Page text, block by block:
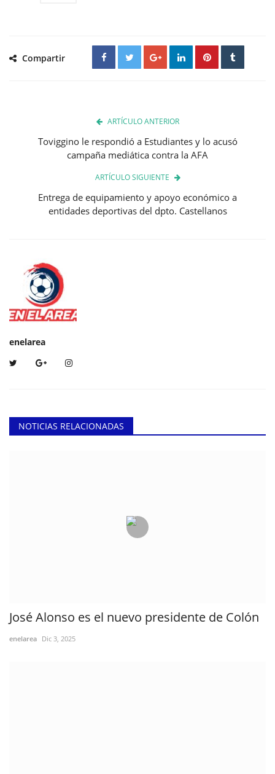
Compartir
ARTÍCULO ANTERIOR
Toviggino le respondió a Estudiantes y lo acusó
campaña mediática contra la AFA
ARTÍCULO SIGUIENTE
Entrega de equipamiento y apoyo económico a
entidades deportivas del dpto. Castellanos
enelarea
NOTICIAS RELACIONADAS
José Alonso es el nuevo presidente de Colón
enelarea Dic 3, 2025